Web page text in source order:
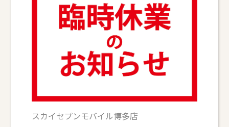
スカイセプンモバイル博多店